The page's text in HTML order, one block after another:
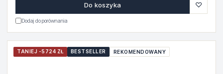
Do koszyka ♡
Dodaj do porównania
TANIEJ -5724 ZŁ BESTSELLER REKOMENDOWANY